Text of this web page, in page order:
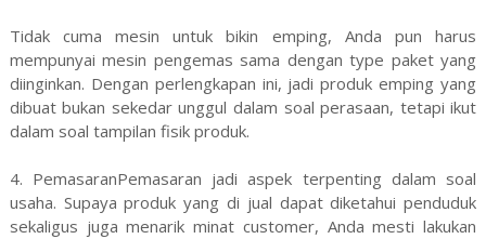
Tidak cuma mesin untuk bikin emping, Anda pun harus
mempunyai mesin pengemas sama dengan type paket yang
diinginkan. Dengan perlengkapan ini, jadi produk emping yang
dibuat bukan sekedar unggul dalam soal perasaan, tetapi ikut
dalam soal tampilan fisik produk.
4. PemasaranPemasaran jadi aspek terpenting dalam soal
usaha. Supaya produk yang di jual dapat diketahui penduduk
sekaligus juga menarik minat customer, Anda mesti lakukan